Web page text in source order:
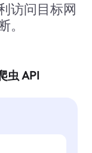
访问目标网
。
虫 API